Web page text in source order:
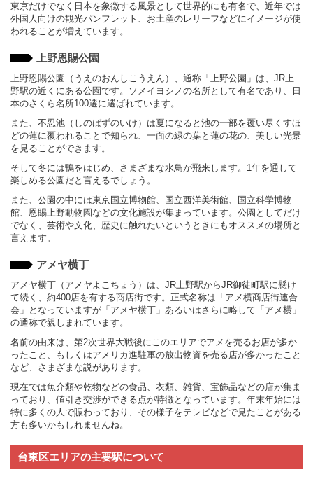
東京だけでなく日本を象徴する風景として世界的にも有名で、近年では
外国人向けの観光パンフレット、お土産のレリーフなどにイメージが使
われることが増えています。
上野恩賜公園
上野恩賜公園（うえのおんしこうえん）、通称「上野公園」は、JR上
野駅の近くにある公園です。ソメイヨシノの名所として有名であり、日
本のさくら名所100選に選ばれています。
また、不忍池（しのばずのいけ）は夏になると池の一部を覆い尽くすほ
どの蓮に覆われることで知られ、一面の緑の葉と蓮の花の、美しい光景
を見ることができます。
そして冬には鴨をはじめ、さまざまな水鳥が飛来します。1年を通して
楽しめる公園だと言えるでしょう。
また、公園の中には東京国立博物館、国立西洋美術館、国立科学博物
館、恩賜上野動物園などの文化施設が集まっています。公園としてだけ
でなく、芸術や文化、歴史に触れたいというときにもオススメの場所と
言えます。
アメヤ横丁
アメヤ横丁（アメヤよこちょう）は、JR上野駅からJR御徒町駅に懸け
て続く、約400店を有する商店街です。正式名称は「アメ横商店街連合
会」となっていますが「アメヤ横丁」あるいはさらに略して「アメ横」
の通称で親しまれています。
名前の由来は、第2次世界大戦後にこのエリアでアメを売るお店が多か
ったこと、もしくはアメリカ進駐軍の放出物資を売る店が多かったこと
など、さまざまな説があります。
現在では魚介類や乾物などの食品、衣類、雑貨、宝飾品などの店が集ま
っており、値引き交渉ができる点が特徴となっています。年末年始には
特に多くの人で賑わっており、その様子をテレビなどで見たことがある
方も多いかもしれませんね。
台東区エリアの主要駅について